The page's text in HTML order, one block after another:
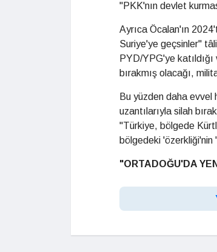
"PKK'nın devlet
Ayrıca Öcalan'ın
Suriye'ye geçsinler"
PYD/YPG'ye
bırakmış olacağı,
Bu yüzden daha evvel
uzantılarıyla silah
"Türkiye, bölgede
bölgedeki
"ORTADOĞU'DA